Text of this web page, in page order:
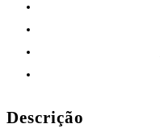
Descrição